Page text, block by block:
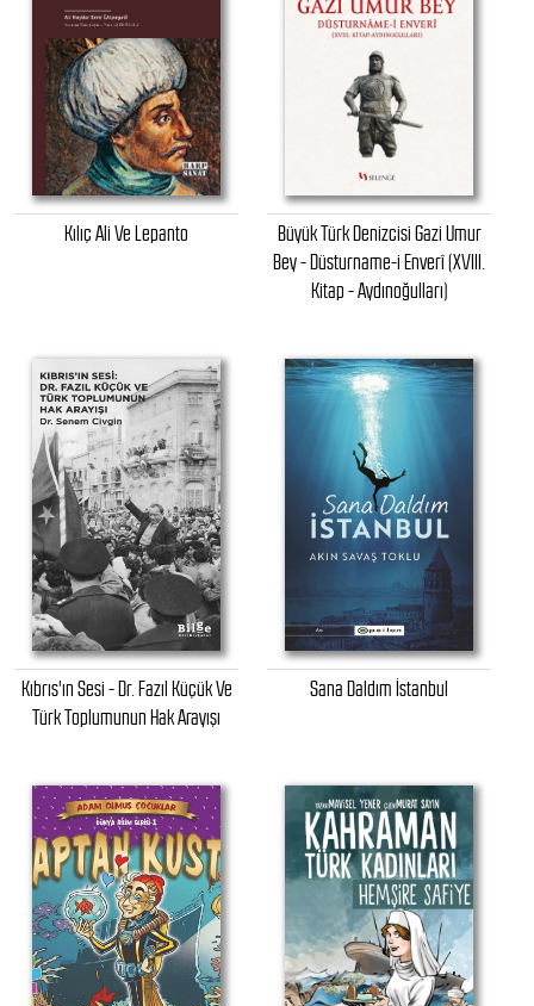
Kılıç Ali Ve Lepanto
Büyük Türk Denizcisi Gazi Umur
Bey - Düsturname-i Enverî (XVIII.
Kitap - Aydınoğulları)
Kıbrıs'ın Sesi - Dr. Fazıl Küçük Ve
Türk Toplumunun Hak Arayışı
Sana Daldım İstanbul